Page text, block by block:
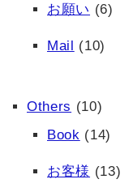
お願い (6)
Mail (10)
Others (10)
Book (14)
お客様 (13)